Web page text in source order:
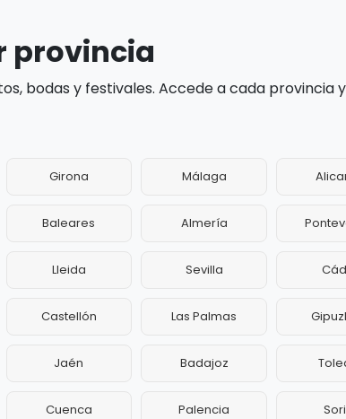
provincia
bodas y festivales. Accede a cada
Girona Málaga
Baleares Almería
Lleida Sevilla
Castellón Las Palmas
Jaén Badajoz
Cuenca Palencia